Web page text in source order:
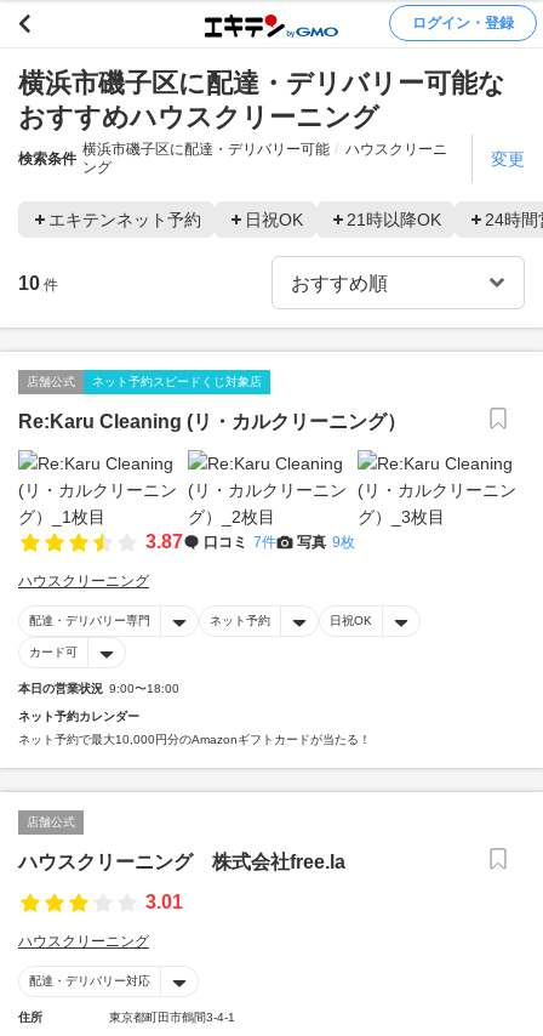
ログイン・登録
横浜市磯子区に配達・デリバリー可能な
おすすめハウスクリーニング
検索条件
横浜市磯子区に配達・デリバリー可能
ハウスクリーニ
ング
変更
エキテンネット予約 日祝OK 21時以降OK 24時間
10 件
店舗公式 ネット予約スピードくじ対象店
Re:Karu Cleaning (リ・カルクリーニング）
3.87 口コミ 7件 写真 9枚
ハウスクリーニング
配達・デリバリー専門 ネット予約 日祝OK
カード可
本日の営業状況 9:00〜18:00
ネット予約カレンダー
ネット予約で最大10,000円分のAmazonギフトカードが当たる！
店舗公式
ハウスクリーニング 株式会社free.la
3.01
ハウスクリーニング
配達・デリバリー対応
住所 東京都町田市鶴間3-4-1